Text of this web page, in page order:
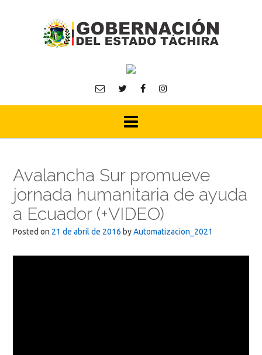
Avalancha Sur promueve
jornada humanitaria de ayuda
a Ecuador (+VIDEO)
Posted on 21 de abril de 2016 byAutomatizacion_2021